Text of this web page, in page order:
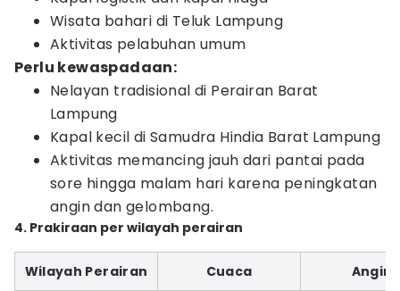
Wisata bahari di Teluk Lampung
Aktivitas pelabuhan umum
Perlu kewaspadaan:
Nelayan tradisional di Perairan Barat
Lampung
Kapal kecil di Samudra Hindia Barat Lampung
Aktivitas memancing jauh dari pantai pada
sore hingga malam hari karena peningkatan
angin dan gelombang.
4. Prakiraan per wilayah perairan
Wilayah Perairan Cuaca Angin